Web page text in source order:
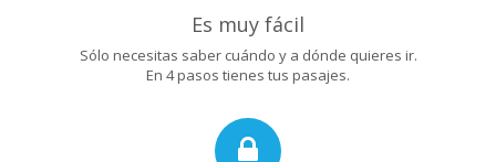
Es muy fácil
Sólo necesitas saber cuándo y a dónde quieres ir.
En 4 pasos tienes tus pasajes.